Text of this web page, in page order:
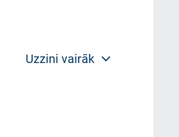
Uzzini vairāk